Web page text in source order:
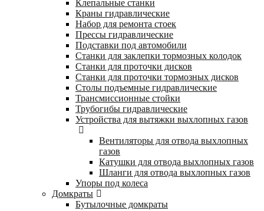
Клепальные станки
Краны гидравлические
Набор для ремонта стоек
Прессы гидравлические
Подставки под автомобили
Станки для заклепки тормозных колодок
Станки для проточки дисков
Станки для проточки тормозных дисков
Столы подъемные гидравлические
Трансмиссионные стойки
Трубогибы гидравлические
Устройства для вытяжки выхлопных газов
Вентиляторы для отвода выхлопных
газов
Катушки для отвода выхлопных газов
Шланги для отвода выхлопных газов
Упоры под колеса
Домкраты
Бутылочные домкраты